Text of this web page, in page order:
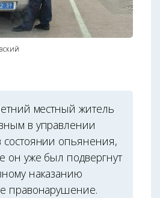
местный житель
в управлении
состоянии опьянения,
он уже был подвергнут
наказанию
правонарушение.